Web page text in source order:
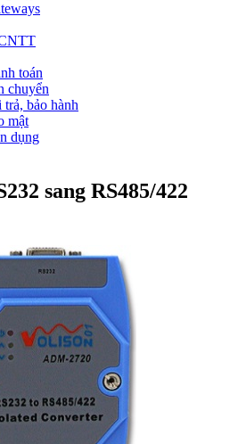
toán
chuyển
bảo hành
mật
dụng
sang RS485/422